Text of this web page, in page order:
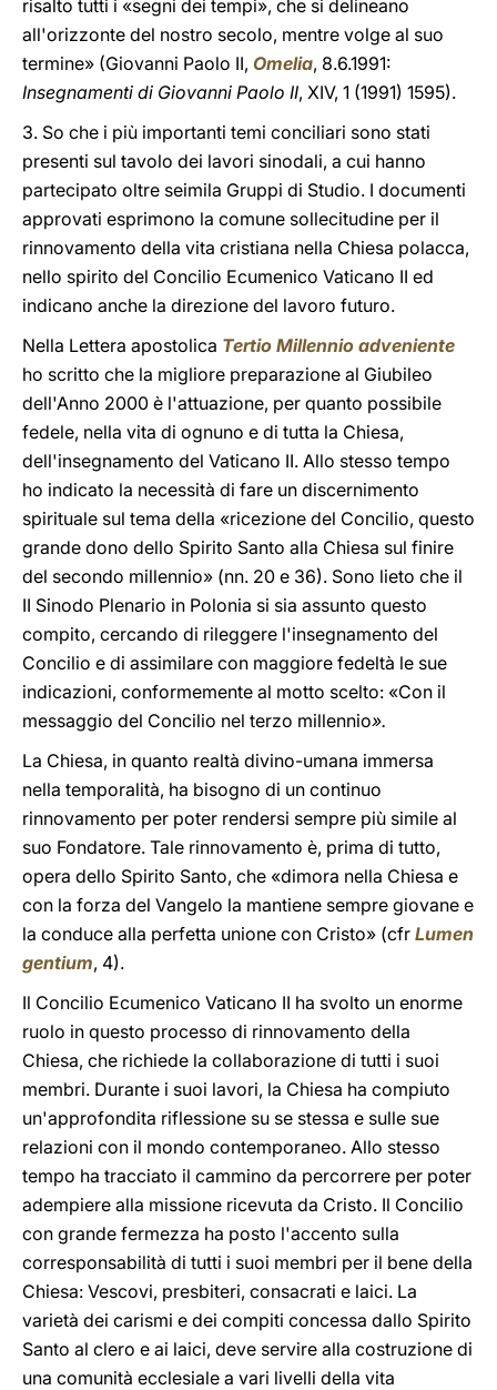
risalto tutti i «segni dei tempi», che si delineano
all'orizzonte del nostro secolo, mentre volge al suo
termine» (Giovanni Paolo II, Omelia, 8.6.1991:
Insegnamenti di Giovanni Paolo II, XIV, 1 (1991) 1595).
3. So che i più importanti temi conciliari sono stati
presenti sul tavolo dei lavori sinodali, a cui hanno
partecipato oltre seimila Gruppi di Studio. I documenti
approvati esprimono la comune sollecitudine per il
rinnovamento della vita cristiana nella Chiesa polacca,
nello spirito del Concilio Ecumenico Vaticano II ed
indicano anche la direzione del lavoro futuro.
Nella Lettera apostolica Tertio Millennio adveniente
ho scritto che la migliore preparazione al Giubileo
dell'Anno 2000 è l'attuazione, per quanto possibile
fedele, nella vita di ognuno e di tutta la Chiesa,
dell'insegnamento del Vaticano II. Allo stesso tempo
ho indicato la necessità di fare un discernimento
spirituale sul tema della «ricezione del Concilio, questo
grande dono dello Spirito Santo alla Chiesa sul finire
del secondo millennio» (nn. 20 e 36). Sono lieto che il
II Sinodo Plenario in Polonia si sia assunto questo
compito, cercando di rileggere l'insegnamento del
Concilio e di assimilare con maggiore fedeltà le sue
indicazioni, conformemente al motto scelto: «Con il
messaggio del Concilio nel terzo millennio».
La Chiesa, in quanto realtà divino-umana immersa
nella temporalità, ha bisogno di un continuo
rinnovamento per poter rendersi sempre più simile al
suo Fondatore. Tale rinnovamento è, prima di tutto,
opera dello Spirito Santo, che «dimora nella Chiesa e
con la forza del Vangelo la mantiene sempre giovane e
la conduce alla perfetta unione con Cristo» (cfr Lumen
gentium, 4).
Il Concilio Ecumenico Vaticano II ha svolto un enorme
ruolo in questo processo di rinnovamento della
Chiesa, che richiede la collaborazione di tutti i suoi
membri. Durante i suoi lavori, la Chiesa ha compiuto
un'approfondita riflessione su se stessa e sulle sue
relazioni con il mondo contemporaneo. Allo stesso
tempo ha tracciato il cammino da percorrere per poter
adempiere alla missione ricevuta da Cristo. Il Concilio
con grande fermezza ha posto l'accento sulla
corresponsabilità di tutti i suoi membri per il bene della
Chiesa: Vescovi, presbiteri, consacrati e laici. La
varietà dei carismi e dei compiti concessa dallo Spirito
Santo al clero e ai laici, deve servire alla costruzione di
una comunità ecclesiale a vari livelli della vita